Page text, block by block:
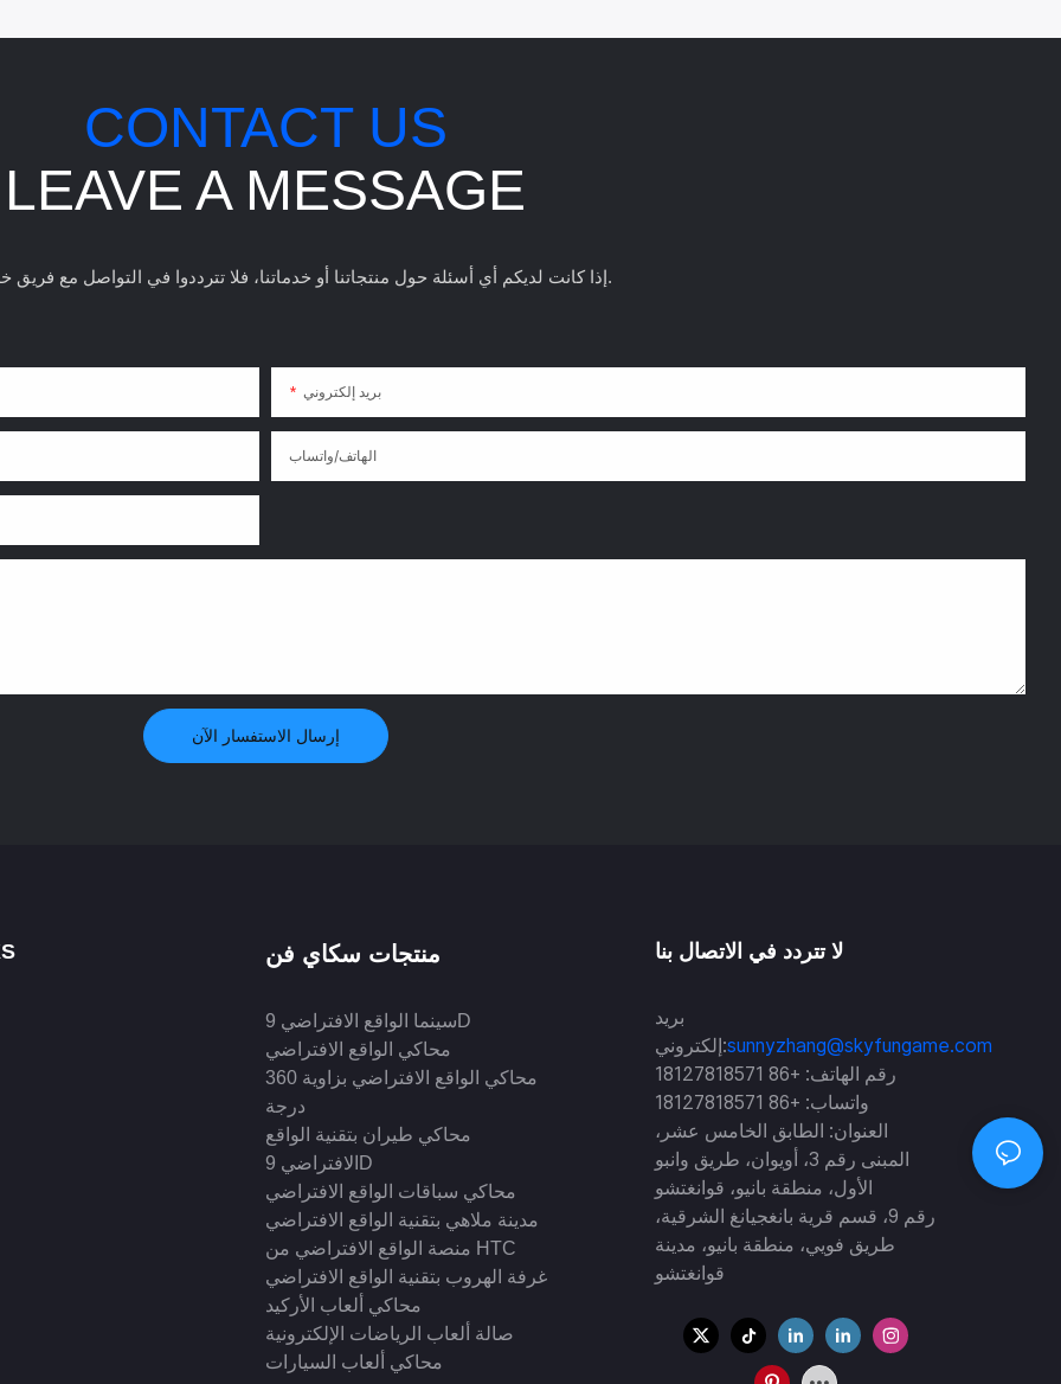
CONTACT US
LEAVE A MESSAGE
إذا كانت لديكم أي أسئلة حول منتجاتنا أو خدماتنا، فلا تترددوا في التواصل مع فريق خدمة العملاء.
بريد إلكتروني
الهاتف/واتساب
إرسال الاستفسار الآن
منتجات سكاي فن
سينما الواقع الافتراضي 9D
محاكي الواقع الافتراضي
محاكي الواقع الافتراضي بزاوية 360
درجة
محاكي طيران بتقنية الواقع
الافتراضي 9D
محاكي سباقات الواقع الافتراضي
مدينة ملاهي بتقنية الواقع الافتراضي
منصة الواقع الافتراضي من HTC
غرفة الهروب بتقنية الواقع الافتراضي
محاكي ألعاب الأركيد
صالة ألعاب الرياضات الإلكترونية
محاكي ألعاب السيارات
لا تتردد في الاتصال بنا
بريد
إلكتروني:sunnyzhang@skyfungame.com
رقم الهاتف: +86 18127818571
واتساب: +86 18127818571
العنوان: الطابق الخامس عشر،
المبنى رقم 3، أويوان، طريق وانبو
الأول، منطقة بانيو، قوانغتشو
رقم 9، قسم قرية بانغجيانغ الشرقية،
طريق فويي، منطقة بانيو، مدينة
قوانغتشو